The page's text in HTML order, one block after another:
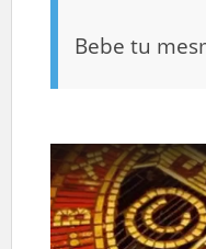
Bebe tu